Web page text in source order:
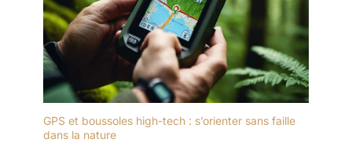
GPS et boussoles high-tech : s’orienter sans faille
dans la nature